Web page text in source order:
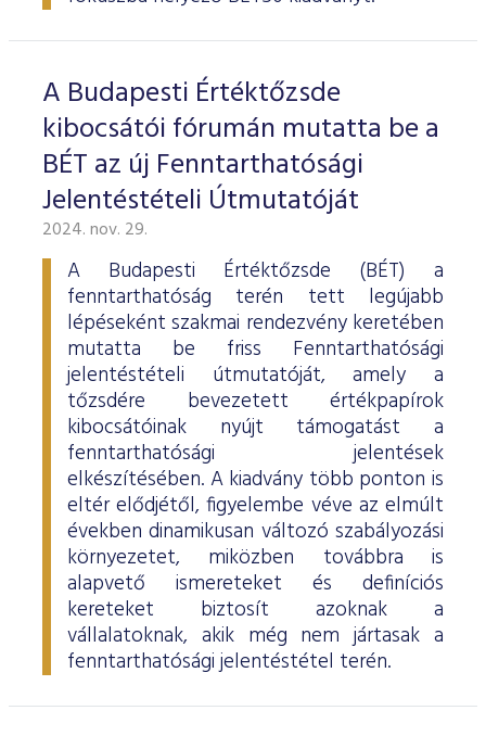
ESG Útmutató
A Budapesti Értéktőzsde
kibocsátói fórumán mutatta be a
BÉT az új Fenntarthatósági
Jelentéstételi Útmutatóját
2024. nov. 29.
A Budapesti Értéktőzsde (BÉT) a
fenntarthatóság terén tett legújabb
lépéseként szakmai rendezvény keretében
mutatta be friss Fenntarthatósági
jelentéstételi útmutatóját, amely a
tőzsdére bevezetett értékpapírok
kibocsátóinak nyújt támogatást a
fenntarthatósági jelentések
elkészítésében. A kiadvány több ponton is
eltér elődjétől, figyelembe véve az elmúlt
években dinamikusan változó szabályozási
környezetet, miközben továbbra is
alapvető ismereteket és definíciós
kereteket biztosít azoknak a
vállalatoknak, akik még nem jártasak a
fenntarthatósági jelentéstétel terén.